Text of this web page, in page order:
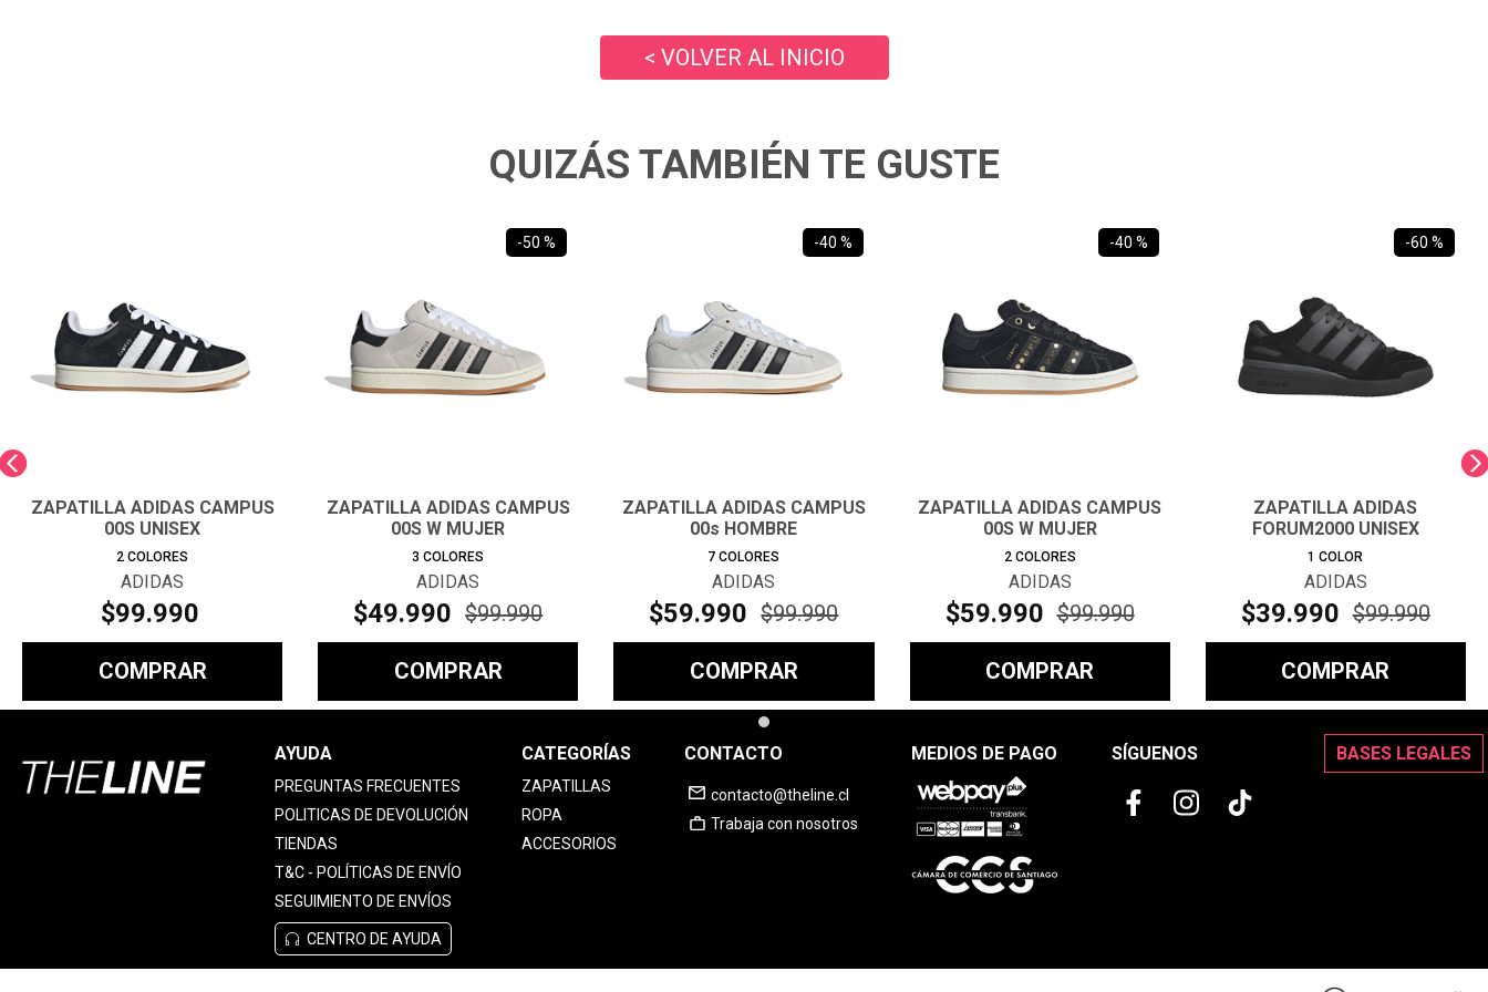
< VOLVER AL INICIO
QUIZÁS TAMBIÉN TE GUSTE
ZAPATILLA ADIDAS CAMPUS
00S UNISEX
2 COLORES
ADIDAS
$99.990
COMPRAR
-50 %
ZAPATILLA ADIDAS CAMPUS
00S W MUJER
3 COLORES
ADIDAS
$49.990 $99.990
COMPRAR
-40 %
ZAPATILLA ADIDAS CAMPUS
00s HOMBRE
7 COLORES
ADIDAS
$59.990 $99.990
COMPRAR
-40 %
ZAPATILLA ADIDAS CAMPUS
00S W MUJER
2 COLORES
ADIDAS
$59.990 $99.990
COMPRAR
-60 %
ZAPATILLA ADIDAS
FORUM2000 UNISEX
1 COLOR
ADIDAS
$39.990 $99.990
COMPRAR
AYUDA
PREGUNTAS FRECUENTES
POLITICAS DE DEVOLUCIÓN
TIENDAS
T&C - POLÍTICAS DE ENVÍO
SEGUIMIENTO DE ENVÍOS
CENTRO DE AYUDA
CATEGORÍAS
ZAPATILLAS
ROPA
ACCESORIOS
CONTACTO
contacto@theline.cl
Trabaja con nosotros
MEDIOS DE PAGO SÍGUENOS BASES LEGALES